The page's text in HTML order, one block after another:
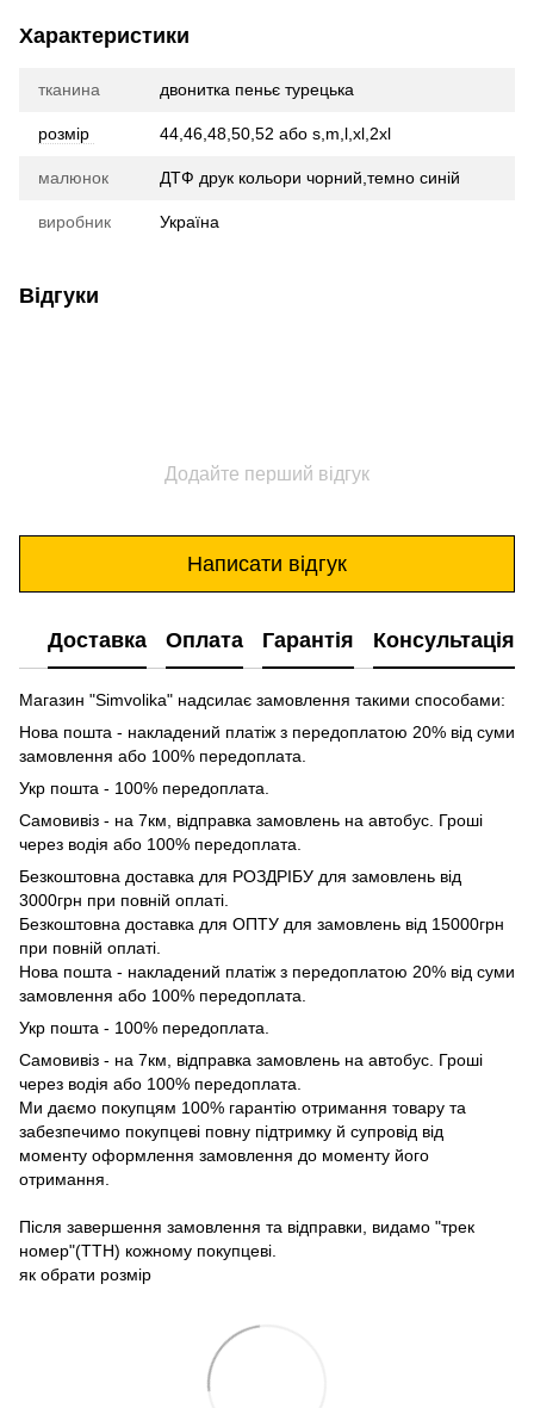
Характеристики
тканина двонитка пеньє турецька
розмір 44,46,48,50,52 або s,m,l,xl,2xl
малюнок ДТФ друк кольори чорний,темно синій
виробник Україна
Відгуки
Додайте перший відгук
Написати відгук
Доставка Оплата Гарантія Консультація
Магазин "Simvolika" надсилає замовлення такими способами:
Нова пошта - накладений платіж з передоплатою 20% від суми
замовлення або 100% передоплата.
Укр пошта - 100% передоплата.
Самовивіз - на 7км, відправка замовлень на автобус. Гроші
через водія або 100% передоплата.
Безкоштовна доставка для РОЗДРІБУ для замовлень від
3000грн при повній оплаті.
Безкоштовна доставка для ОПТУ для замовлень від 15000грн
при повній оплаті.
Нова пошта - накладений платіж з передоплатою 20% від суми
замовлення або 100% передоплата.
Укр пошта - 100% передоплата.
Самовивіз - на 7км, відправка замовлень на автобус. Гроші
через водія або 100% передоплата.
Ми даємо покупцям 100% гарантію отримання товару та
забезпечимо покупцеві повну підтримку й супровід від
моменту оформлення замовлення до моменту його
отримання.
Після завершення замовлення та відправки, видамо "трек
номер"(ТТН) кожному покупцеві.
як обрати розмір